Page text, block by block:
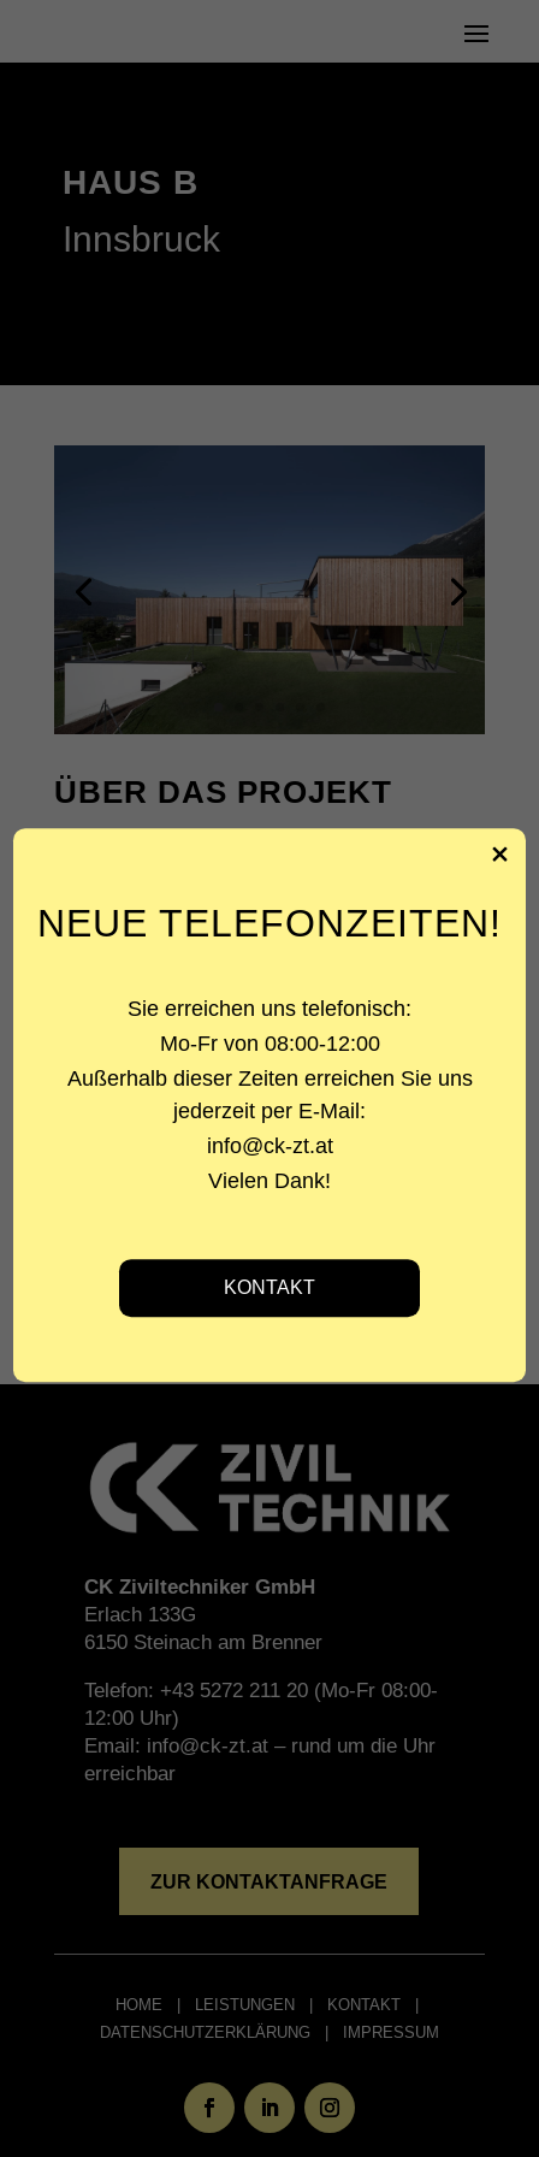
HAUS B
Innsbruck
ÜBER DAS PROJEKT
LEISTUNG
ARCHITEKT
DI Eigentler Christoph
BESCHREIBUNG
Wohngebäude in Massivbauweise,
Untergeschoß in Stahlbeton,
Obergeschoß in Holzbauweise
CK Ziviltechniker GmbH
CK Ziviltechniker GmbH
Erlach 133G
6150 Steinach am Brenner
Telefon: +43 5272 211 20 (Mo-Fr 08:00-
12:00 Uhr)
Email: info@ck-zt.at – rund um die Uhr
erreichbar
ZUR KONTAKTANFRAGE
HOME LEISTUNGEN KONTAKT|
DATENSCHUTZERKLÄRUNG
IMPRESSUM
NEUE TELEFONZEITEN!
Sie erreichen uns telefonisch:
Mo-Fr von 08:00-12:00
Außerhalb dieser Zeiten erreichen Sie uns
jederzeit per E-Mail:
info@ck-zt.at
Vielen Dank!